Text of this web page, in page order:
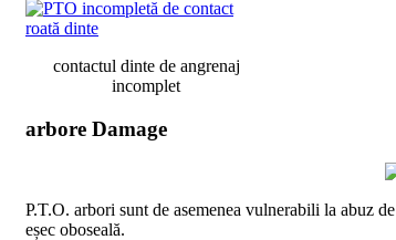
contactul dinte de angrenaj
incomplet
arbore Damage
P.T.O. arbori sunt de asemenea vulnerabili la abuz
eșec oboseală.